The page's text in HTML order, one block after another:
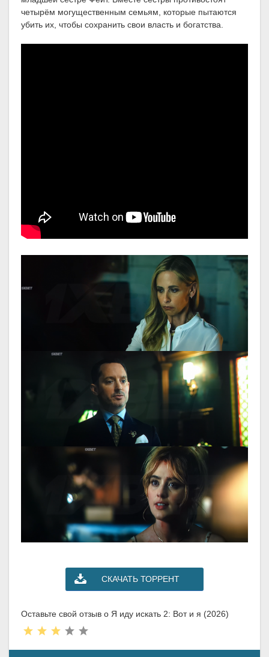
четырём могущественным семьям, которые пытаются
убить их, чтобы сохранить свои власть и богатства.
СКАЧАТЬ ТОРРЕНТ
Оставьте свой отзыв о Я иду искать 2: Вот и я (2026)